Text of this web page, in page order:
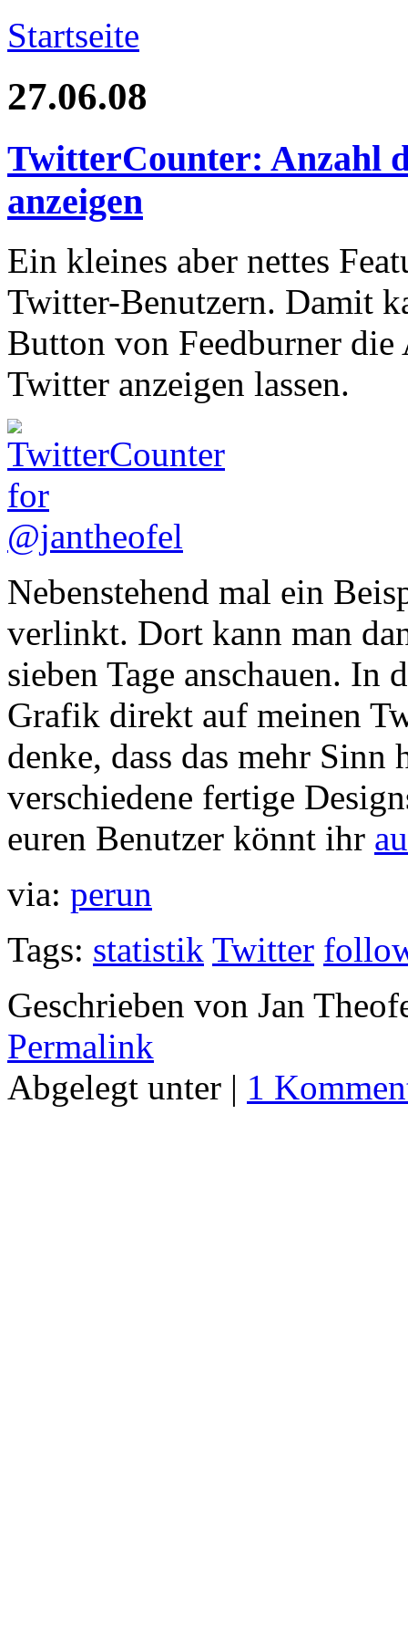
Startseite
27.06.08
TwitterCounter: Anzahl
anzeigen
Ein kleines aber nettes
Twitter-Benutzern. Damit
Button von Feedburner
Twitter anzeigen lassen.
Nebenstehend mal ein
verlinkt. Dort kann man
sieben Tage anschauen. In
Grafik direkt auf meinen
denke, dass das mehr
verschiedene fertige
euren Benutzer könnt ihr
via: perun
Tags: statistik Twitter
Geschrieben von Jan
Permalink
Abgelegt unter | 1